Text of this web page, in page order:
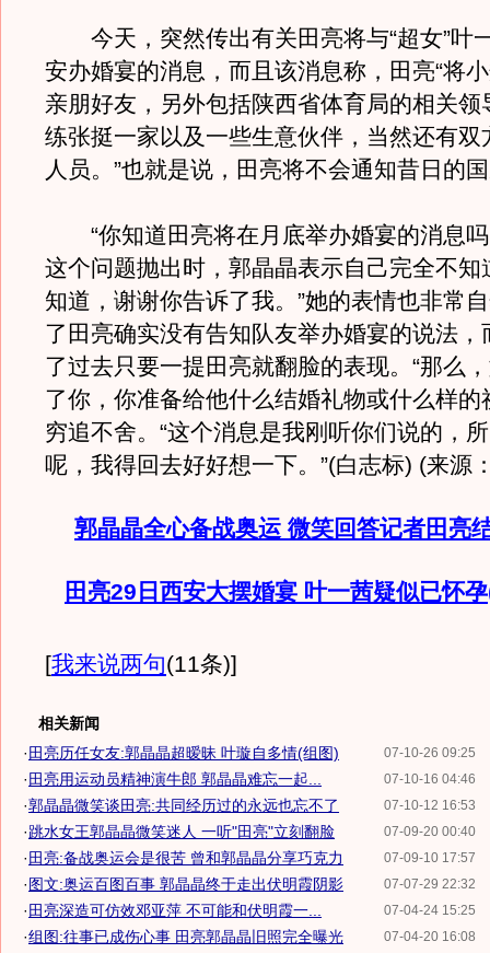
今天，突然传出有关田亮将与“超女”叶
安办婚宴的消息，而且该消息称，田亮“将
亲朋好友，另外包括陕西省体育局的相关领
练张挺一家以及一些生意伙伴，当然还有双
人员。”也就是说，田亮将不会通知昔日的
“你知道田亮将在月底举办婚宴的消息吗
这个问题抛出时，郭晶晶表示自己完全不知
知道，谢谢你告诉了我。”她的表情也非常
了田亮确实没有告知队友举办婚宴的说法，
了过去只要一提田亮就翻脸的表现。“那么
了你，你准备给他什么结婚礼物或什么样的
穷追不舍。“这个消息是我刚听你们说的，
呢，我得回去好好想一下。”(白志标) (来源
郭晶晶全心备战奥运 微笑回答记者田亮
田亮29日西安大摆婚宴 叶一茜疑似已怀
[我来说两句(11条)]
相关新闻
07-10-26 09:25
· 田亮历任女友:郭晶晶超暧昧 叶璇自多情(组图)
07-10-16 04:46
· 田亮用运动员精神演牛郎 郭晶晶难忘一起...
07-10-12 16:53
·郭晶晶微笑谈田亮:共同经历过的永远也忘不了
07-09-20 00:40
·跳水女王郭晶晶微笑迷人 一听"田亮"立刻翻脸
07-09-10 17:57
· 田亮:备战奥运会是很苦 曾和郭晶晶分享巧克力
07-07-29 22:32
·图文:奥运百图百事 郭晶晶终于走出伏明霞阴影
07-04-24 15:25
· 田亮深造可仿效邓亚萍 不可能和伏明霞一...
07-04-20 16:08
·组图:往事已成伤心事 田亮郭晶晶旧照完全曝光